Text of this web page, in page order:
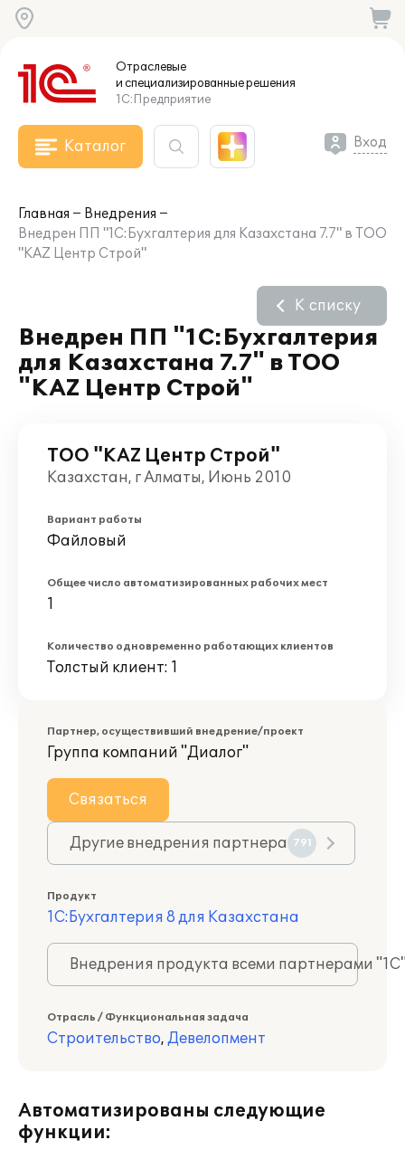
Отраслевые
и специализированныерешения
1С:Предприятие
Каталог Вход
Главная
Внедрения
Внедрен ПП "1С:Бухгалтерия для Казахстана 7.7" в ТОО
"KAZ Центр Строй"
Внедрен ПП "1С:Бухгалтерия
для Казахстана 7.7" в ТОО
"KAZ Центр Строй"
К списку
ТОО "KAZ Центр Строй"
Казахстан, г Алматы, Июнь 2010
Вариант работы
Файловый
Общее число автоматизированных рабочих мест
1
Количество одновременно работающих клиентов
Толстый клиент: 1
Партнер, осуществивший внедрение/проект
Группа компаний "Диалог"
Связаться
Другие внедрения партнера 791
Продукт
1С:Бухгалтерия 8 для Казахстана
Внедрения продукта всеми партнерами
Отрасль / Функциональная задача
Строительство, Девелопмент
Автоматизированы следующие
функции: